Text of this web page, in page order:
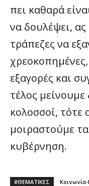
πει καθαρά
να δουλέψει,
τράπεζες να
εξαγορές και
τέλος μείνουμε
κολοσσοί,
μοιραστούμε
κυβέρνηση.
#ΘΕΜΑΤΙΚΈΣ Κοινωνία-